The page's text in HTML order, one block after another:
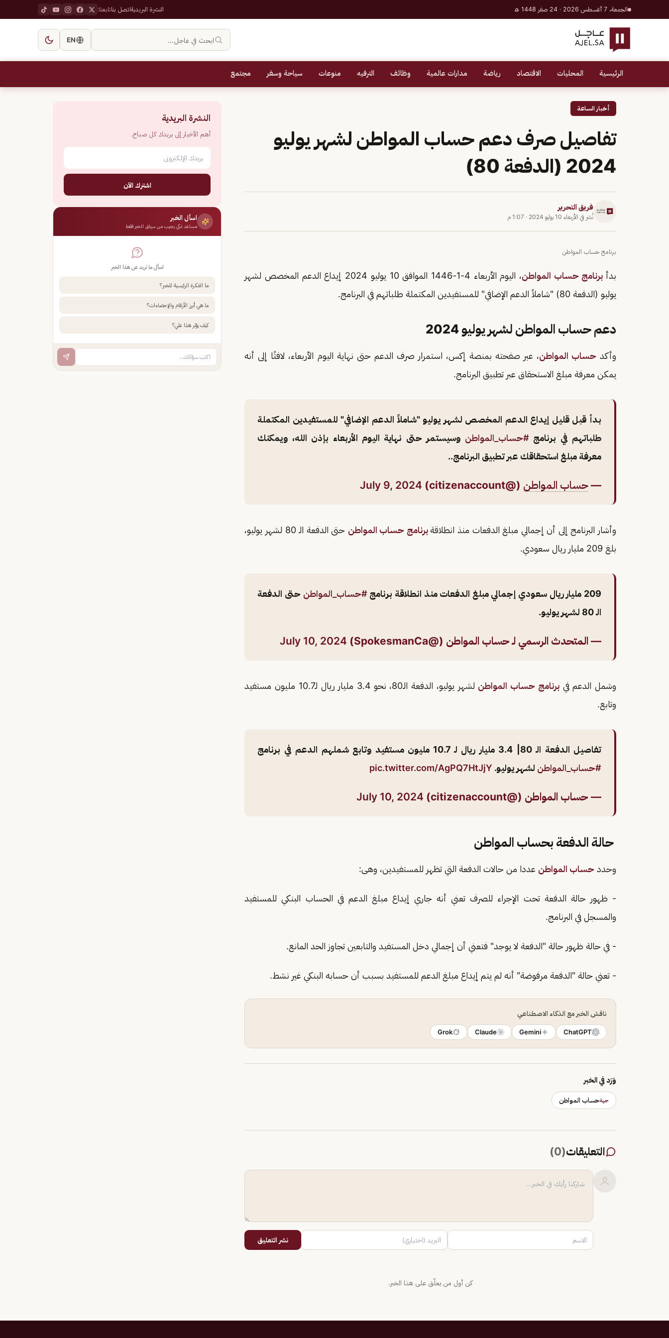
الجمعة، 7 أغسطس 2026 · 24 صفر 1448 هـ النشرة البريديةاتصل بناتابعنا:
ابحث في عاجل… EN
الرئيسية المحليات الاقتصاد رياضة مدارات عالمية وظائف الترفيه منوعات سياحة وسفر مجتمع
أخبار الساعة
تفاصيل صرف دعم حساب المواطن لشهر يوليو
2024 (الدفعة 80)
فريق التحرير
نُشر في الأربعاء 10 يوليو 2024 · 1:07 م
برنامج حساب المواطن
بدأ برنامج حساب المواطن
، اليوم الأربعاء 4-1-1446 الموافق 10 يوليو 2024 إيداع الدعم المخصص لشهر
يوليو (الدفعة 80) "شاملاً الدعم الإضافي" للمستفيدين المكتملة طلباتهم في البرنامج.
دعم حساب المواطن لشهر يوليو 2024
وأكد حساب المواطن، عبر صفحته بمنصة إكس، استمرار صرف الدعم حتى نهاية اليوم الأربعاء، لافتًا إلى أنه
يمكن معرفة مبلغ الاستحقاق عبر تطبيق البرنامج.
بدأ قبل قليل إيداع الدعم المخصص لشهر يوليو "شاملاً الدعم الإضافي" للمستفيدين المكتملة
طلباتهم في برنامج#حساب_المواطن وسيستمر حتى نهاية اليوم الأربعاء بإذن الله، ويمكنك
معرفة مبلغ استحقاقك عبر تطبيق البرنامج..
— حساب المواطن (@citizenaccount)
July 9, 2024
وأشار البرنامج إلى أن إجمالي مبلغ الدفعات منذ انطلاقةبرنامج حساب المواطن
حتى الدفعة الـ 80 لشهر يوليو،
بلغ 209 مليار ريال سعودي.
209 مليار ريال سعودي إجمالي مبلغ الدفعات منذ انطلاقة برنامج #حساب_المواطن حتى الدفعة
الـ 80 لشهر يوليو.
— المتحدث الرسمي لـ حساب المواطن (@SpokesmanCa) July 10, 2024
وشمل الدعم فيبرنامج حساب المواطن
لشهر يوليو، الدفعة الـ80، نحو 3.4 مليار ريال لـ10.7 مليون مستفيد
وتابع.
تفاصيل الدفعة الـ 80| 3.4 مليار ريال لـ 10.7 مليون مستفيد وتابع شملهم الدعم في برنامج
#حساب_المواطن لشهر يوليو. pic.twitter.com/AgPQ7HtJjY
— حساب المواطن (@citizenaccount) July 10, 2024
حالة الدفعة بحساب المواطن
وحدد حساب المواطن عددا من حالات الدفعة التي تظهر للمستفيدين، وهى:
- ظهور حالة الدفعة تحت الإجراء للصرف تعني أنه جاري إيداع مبلغ الدعم في الحساب البنكي للمستفيد
والمسجل في البرنامج.
- في حالة ظهور حالة "الدفعة لا يوجد" فتعني أن إجمالي دخل المستفيد والتابعين تجاوز الحد المانع.
- تعني حالة "الدفعة مرفوضة" أنه لم يتم إيداع مبلغ الدعم للمستفيد بسبب أن حسابه البنكي غير نشط.
ناقش الخبر مع الذكاء الاصطناعي
ChatGPT
Gemini
Claude
Grok
وَرَد في الخبر
جهةحساب المواطن
التعليقات(
0
)
نشر التعليق
كن أول من يعلّق على هذا الخبر.
النشرة البريدية
أهم الأخبار إلى بريدك كل صباح.
اشترك الآن
اسأل الخبر
مساعد ذكي يجيب من سياق الخبر فقط
اسأل ما تريد عن هذا الخبر
ما الفكرة الرئيسية للخبر؟
ما هي أبرز الأرقام والإحصاءات؟
كيف يؤثر هذا علي؟